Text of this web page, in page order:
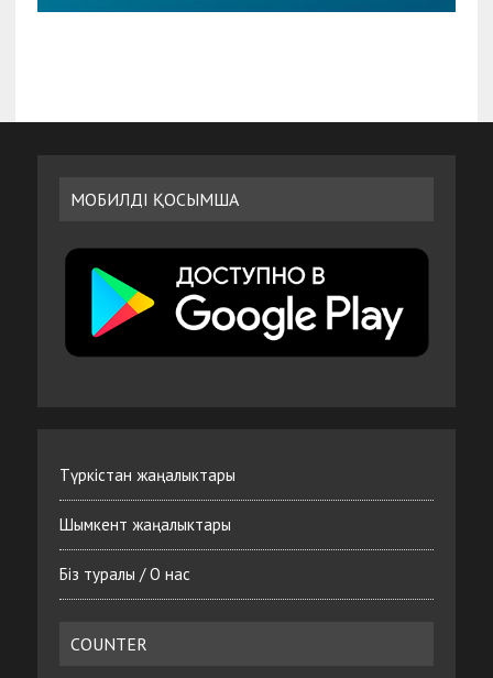
МОБИЛДІ ҚОСЫМША
Түркістан жаңалыктары
Шымкент жаңалыктары
Біз туралы / О нас
COUNTER